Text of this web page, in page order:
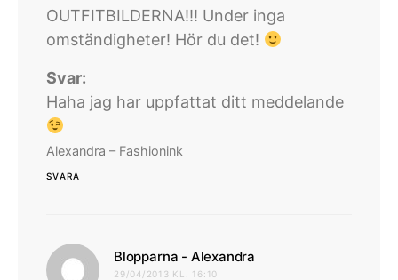
OUTFITBILDERNA!!! Under inga
omständigheter! Hör du det!
Svar:
Haha jag har uppfattat ditt meddelande
Alexandra – Fashionink
SVARA
Blopparna - Alexandra
29/04/2013 KL. 16:10